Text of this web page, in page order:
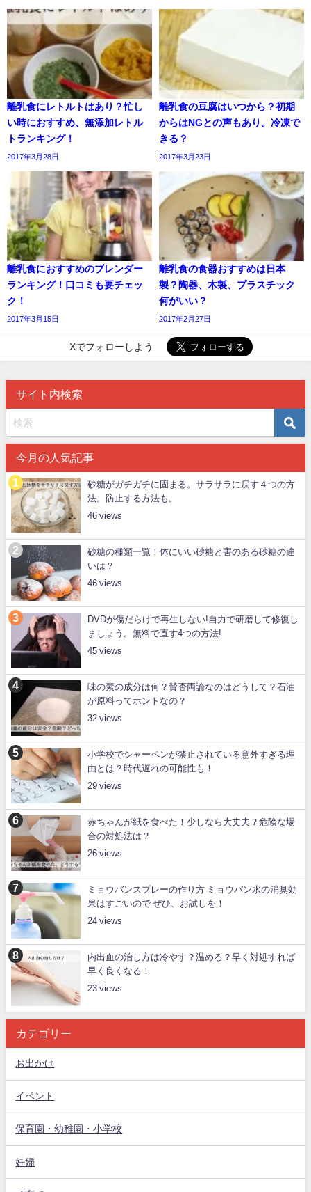
離乳食にレトルトはあり？忙し
い時におすすめ、無添加レトル
トランキング！
2017年3月28日
離乳食の豆腐はいつから？初期
からはNGとの声もあり。冷凍で
きる？
2017年3月23日
離乳食におすすめのブレンダー
ランキング！口コミも要チェッ
ク！
2017年3月15日
離乳食の食器おすすめは日本
製？陶器、木製、プラスチック
何がいい？
2017年2月27日
Xでフォローしよう
サイト内検索
今月の人気記事
砂糖がガチガチに固まる。サラサラに戻す４つの方
法。防止する方法も。
46
砂糖の種類一覧！体にいい砂糖と害のある砂糖の違
いは？
46
DVDが傷だらけで再生しない!自力で研磨して修復し
ましょう。無料で直す4つの方法!
45
味の素の成分は何？賛否両論なのはどうして？石油
が原料ってホントなの？
32
小学校でシャーペンが禁止されている意外すぎる理
由とは？時代遅れの可能性も！
29
赤ちゃんが紙を食べた！少しなら大丈夫？危険な場
合の対処法は？
26
ミョウバンスプレーの作り方 ミョウバン水の消臭効
果はすごいので ぜひ、お試しを！
24
内出血の治し方は冷やす？温める？早く対処すれば
早く良くなる！
23
カテゴリー
お出かけ
イベント
保育園・幼稚園・小学校
妊婦